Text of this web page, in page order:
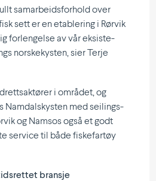
samar­beids­forhold over
sett er en etablering i Rørvik
forlen­gelse av vår eksis­te­
norske­kysten, sier Terje
i området, og
Namdals­kysten med seilings­
og Namsos også et godt
service til både fiske­fartøy
bransje